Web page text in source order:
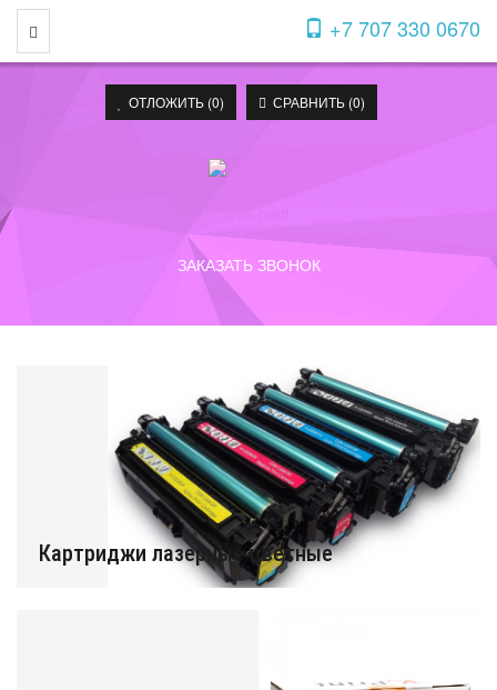
ОТЛОЖИТЬ (0) СРАВНИТЬ (0)
ЗАКАЗАТЬ ЗВОНОК
+7 707 330 0670
Toggle Navigation
Картриджи лазерные цветные